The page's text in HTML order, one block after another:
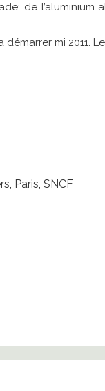
de
mi 2011.
, Paris, SNCF